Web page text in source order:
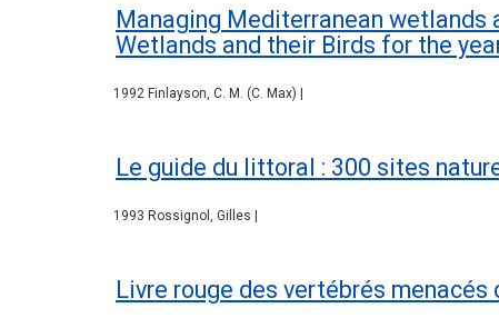
Managing Mediterranean wetlands
Wetlands and their Birds for the
1992 Finlayson, C. M. (C. Max) |
Le guide du littoral : 300 sites
1993 Rossignol, Gilles |
Livre rouge des vertébrés